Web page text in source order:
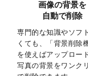
を追
マス
を追
2025/1/15
配置
（
2024/12/24
画像の背景を
自動で削除
専門的な知識やソフ
くても、「背景削除
を使えばアップロー
写真の背景をワンク